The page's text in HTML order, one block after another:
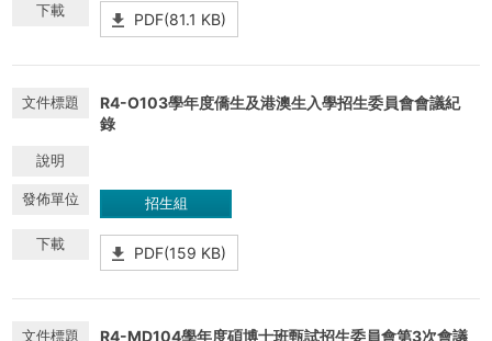
PDF(81.1 KB)
R4-O103學年度僑生及港澳生入學招生委員會會議紀
錄
招生組
PDF(159 KB)
R4-MD104學年度碩博士班甄試招生委員會第3次會議